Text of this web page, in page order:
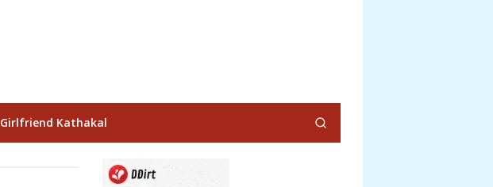
Girlfriend Kathakal